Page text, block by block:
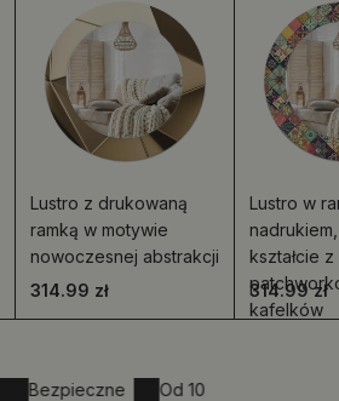
Lustro z drukowaną
ramką w motywie
nowoczesnej abstrakcji
314.99 zł
Lustro w
kształcie
kafelków
314.99 zł
Bezpieczne
Od 10